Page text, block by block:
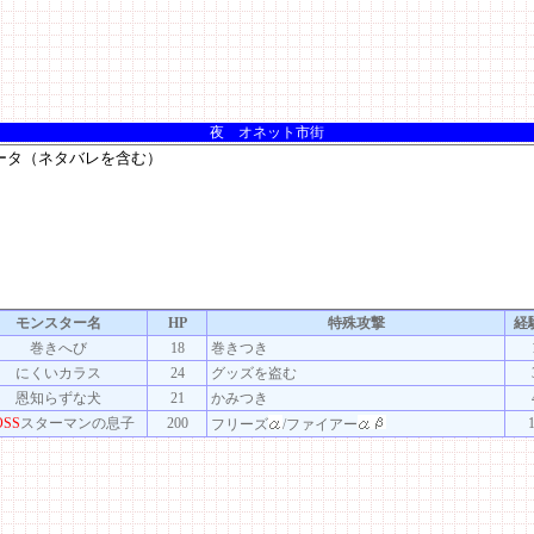
夜 オネット市街
モンスター名 HP 特殊攻撃
経
巻きへび
18 巻きつき
にくいカラス
24 グッズを盗む
恩知らずな犬
21 かみつき
スターマンの息子 200 フリーズ /ファイアー